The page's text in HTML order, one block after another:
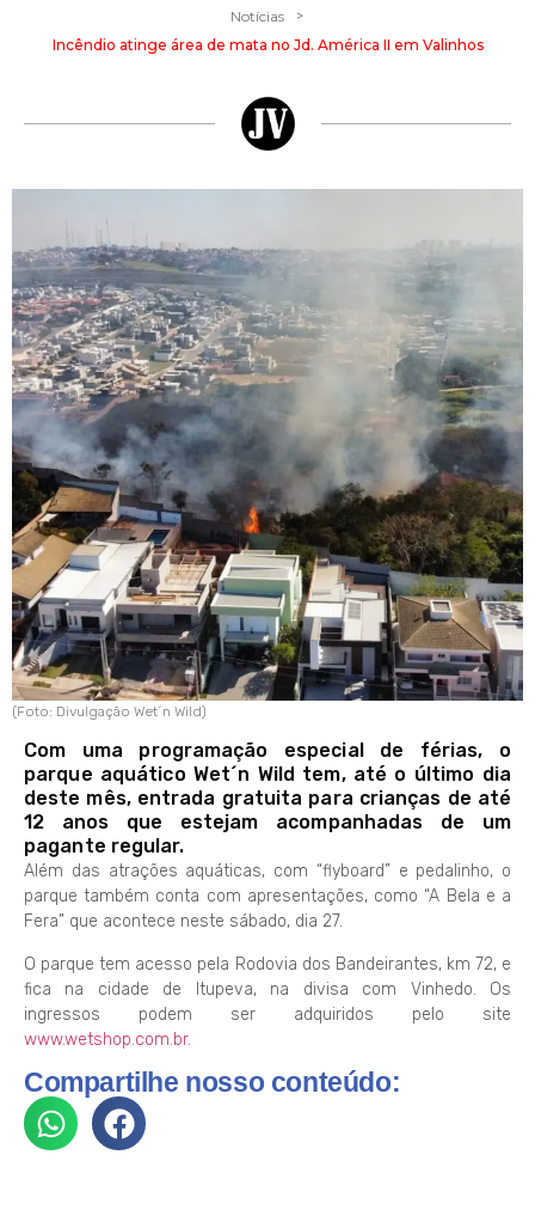
Notícias >
Incêndio atinge área de mata no Jd. América II em Valinhos
(Foto: Divulgação Wet´n Wild)
Com uma programação especial de férias, o
parque aquático Wet´n Wild tem, até o último dia
deste mês, entrada gratuita para crianças de até
12 anos que estejam acompanhadas de um
pagante regular.
Além das atrações aquáticas, com “flyboard” e pedalinho, o
parque também conta com apresentações, como “A Bela e a
Fera” que acontece neste sábado, dia 27.
O parque tem acesso pela Rodovia dos Bandeirantes, km 72, e
fica na cidade de Itupeva, na divisa com Vinhedo. Os
ingressos podem ser adquiridos pelo site
www.wetshop.com.br.
Compartilhe nosso conteúdo: